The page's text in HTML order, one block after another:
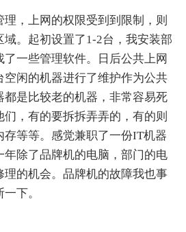
理，上网的权限受到到限制，则
。起初设置了1-2台，我安装部
一些管理软件。日后公共上网
空闲的机器进行了维护作为公共
都是比较老的机器，非常容易死
，有的要拆拆弄弄的，有的则
存等等。感觉兼职了一份IT机器
年除了品牌机的电脑，部门的电
理的机会。品牌机的故障我也事
下。